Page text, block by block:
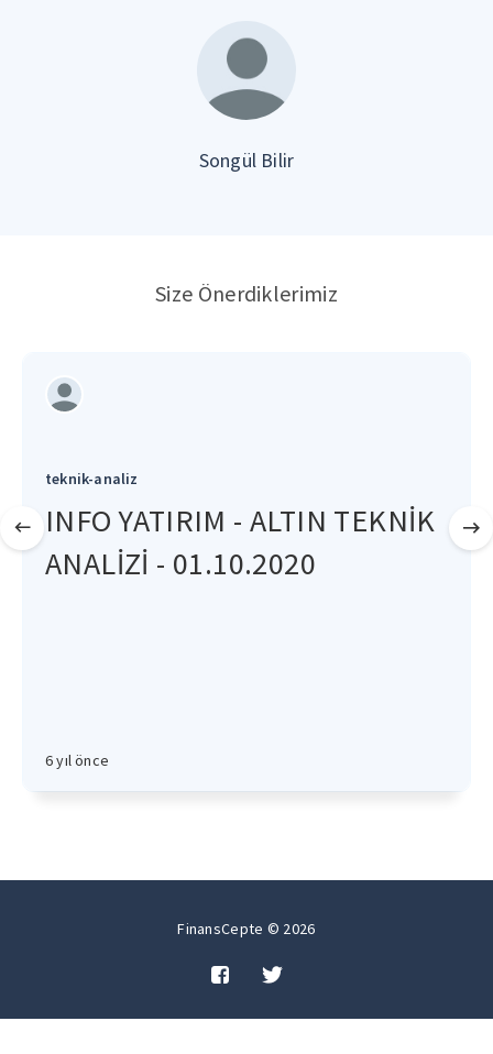
Songül Bilir
Size Önerdiklerimiz
teknik-analiz
INFO YATIRIM - ALTIN TEKNİK
ANALİZİ - 01.10.2020
6 yıl önce
FinansCepte © 2026